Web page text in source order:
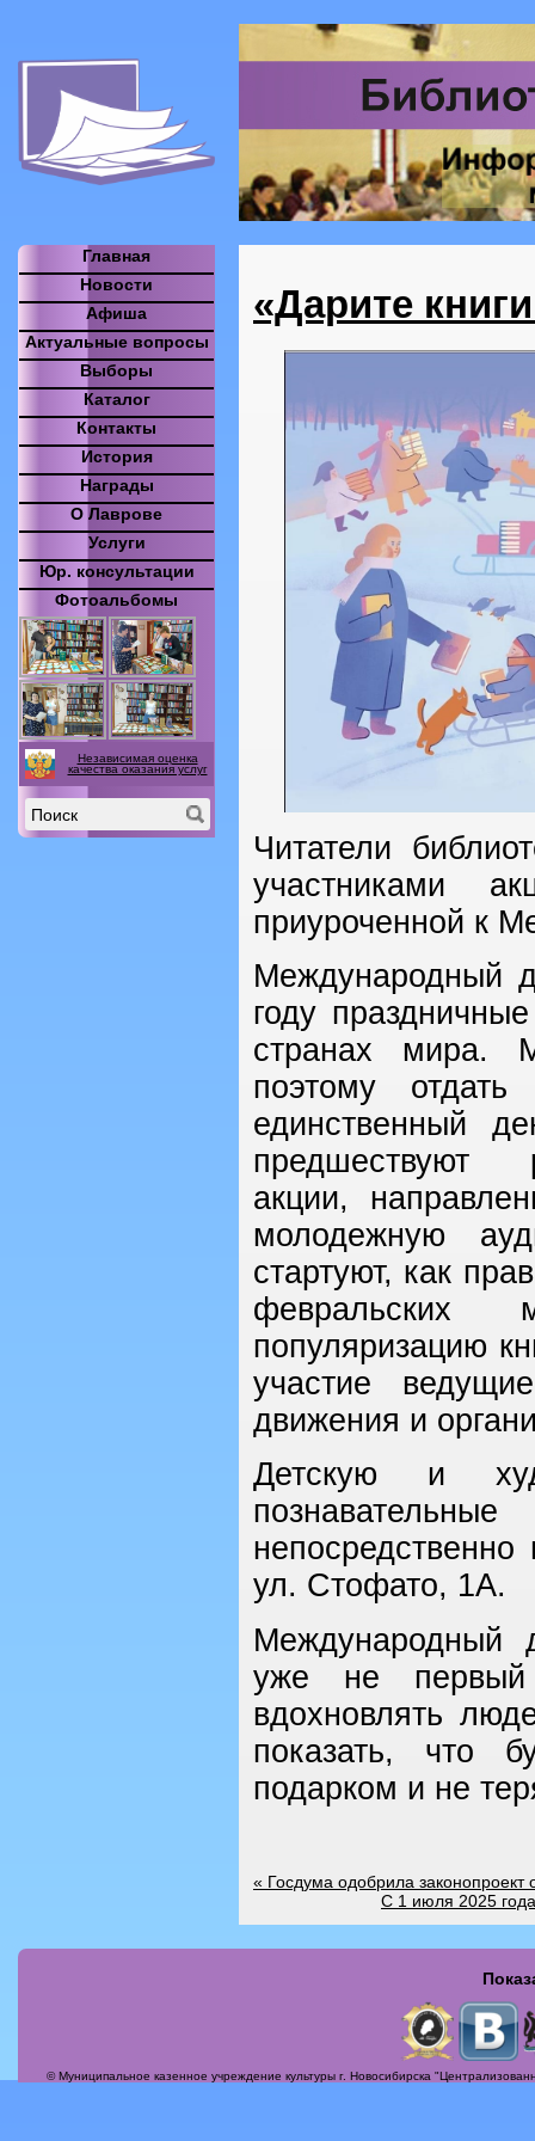
«Дарите
Читатели
участниками
приуроченной к
Международный
году
странах мира.
поэтому
единственный
предшествуют
акции,
молодежную
стартуют, как
февральских
популяризацию
участие
движения и
Детскую и
ул. Стофато, 1А.
Международный
уже не
вдохновлять
показать, что
подарком и не
« Госдума одобрила
С 1 июля 2025
Главная
Новости
Афиша
Актуальные вопросы
Выборы
Каталог
Контакты
История
Награды
О Лаврове
Услуги
Юр. консультации
Фотоальбомы
Независимая оценка
качества оказания услуг
© Муниципальное казенное учреждение культуры г. Новосибирска